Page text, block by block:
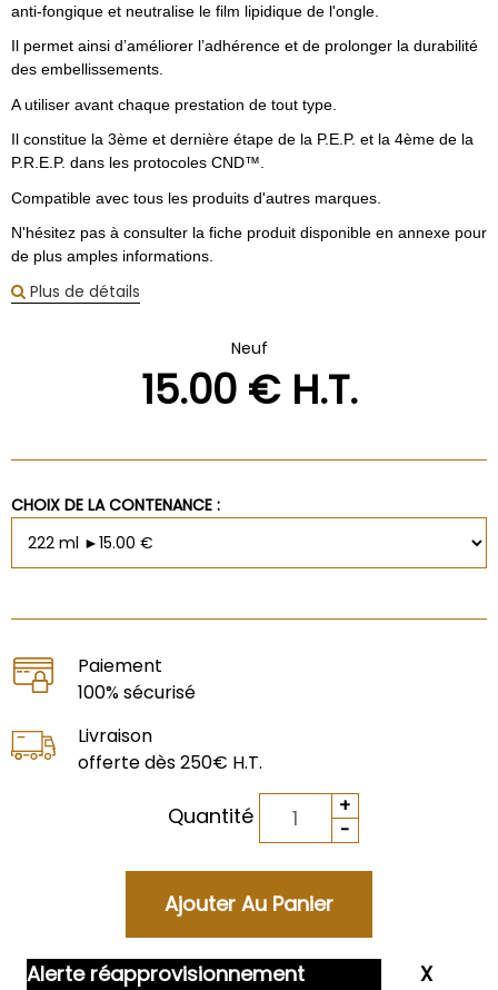
anti-fongique et neutralise le film lipidique de l'ongle.
Il permet ainsi d’améliorer l’adhérence et de prolonger la durabilité
des embellissements.
A utiliser avant chaque prestation de tout type.
Il constitue la 3ème et dernière étape de la P.E.P. et la 4ème de la
P.R.E.P. dans les protocoles CND™.
Compatible avec tous les produits d'autres marques.
N'hésitez pas à consulter la fiche produit disponible en annexe pour
de plus amples informations.
Plus de détails
Neuf
15.00€ H.T.
CHOIX DE LA CONTENANCE :
Paiement
100% sécurisé
Livraison
offerte dès 250€ H.T.
Quantité
Alerte réapprovisionnement